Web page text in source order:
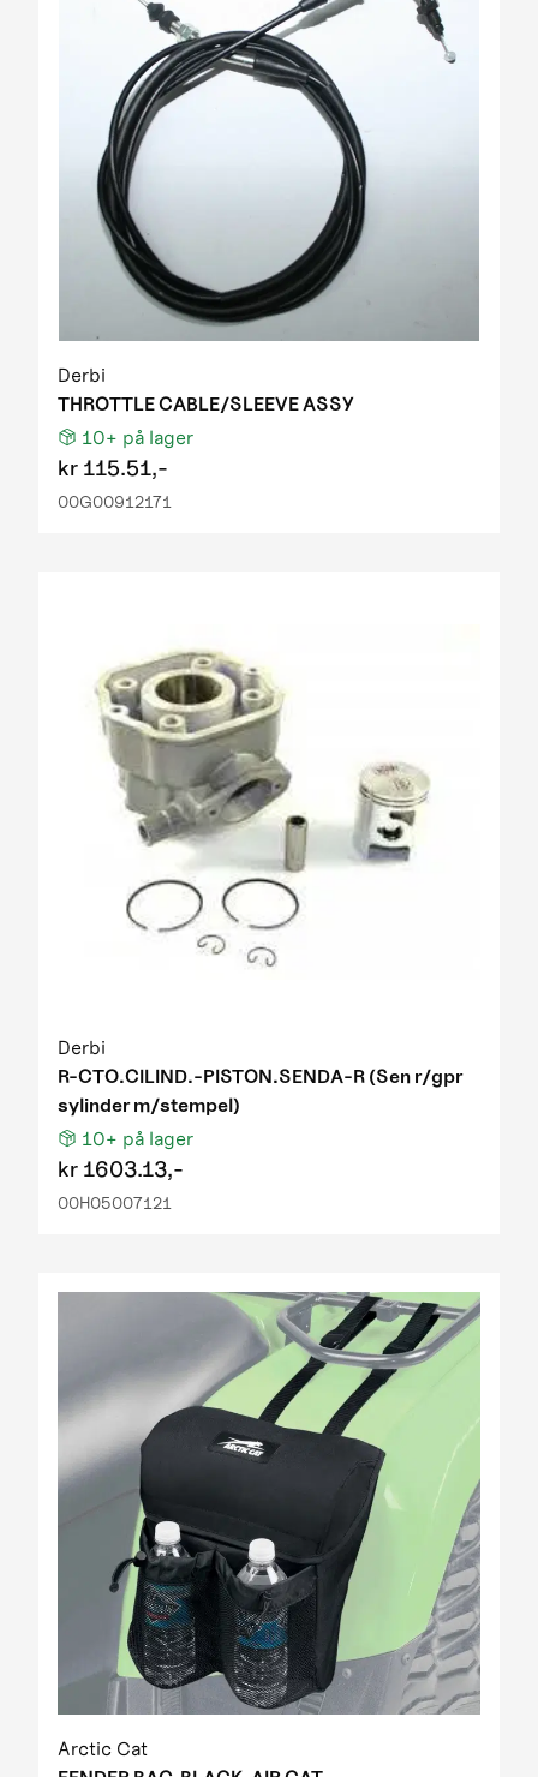
Derbi
THROTTLE CABLE/SLEEVE ASSY
10+ på lager
kr 115.51,-
00G00912171
Derbi
R-CTO.CILIND.-PISTON.SENDA-R (Sen r/gpr
sylinder m/stempel)
10+ på lager
kr 1603.13,-
00H05007121
Arctic Cat